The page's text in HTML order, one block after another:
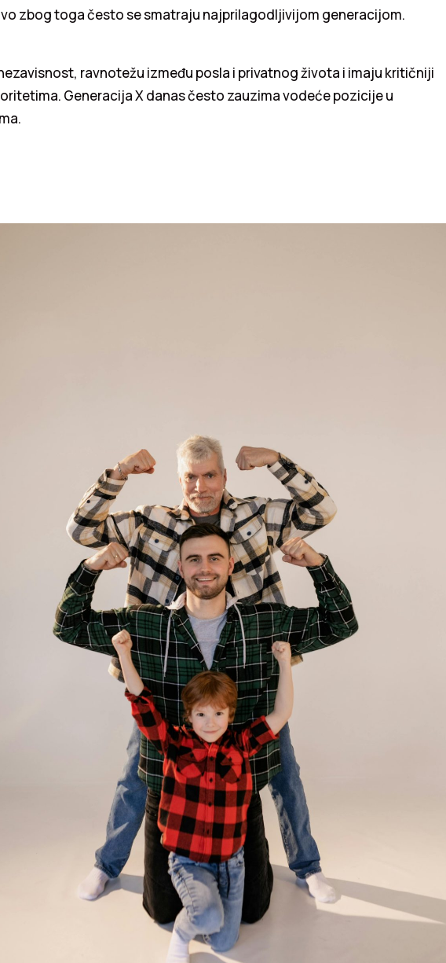
zbog toga često se smatraju najprilagodljivijom generacijom.
ravnotežu između posla i privatnog života i imaju kritičniji
Generacija X danas često zauzima vodeće pozicije u